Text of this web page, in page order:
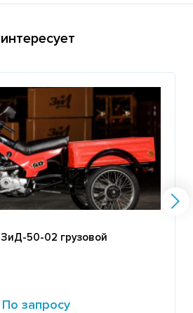
50-02 грузовой
По запросу